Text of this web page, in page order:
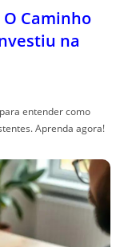
Caminho
na
entender como
Aprenda agora!